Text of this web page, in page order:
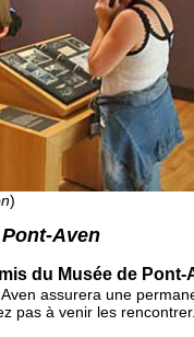
)
Aven
du Musée de Pont-
assurera une
pas à venir les